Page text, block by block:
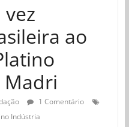
ao
1 Comentário
Indústria